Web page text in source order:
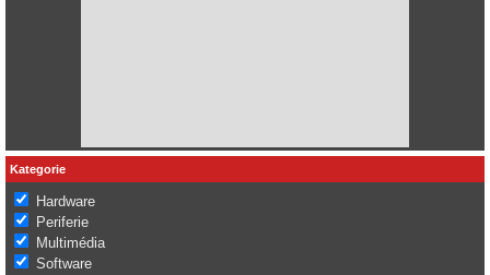
Kategorie
Hardware
Periferie
Multimédia
Software